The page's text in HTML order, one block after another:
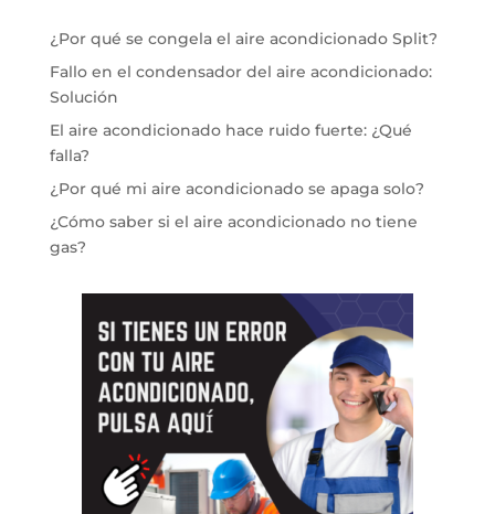
¿Por qué se congela el aire acondicionado Split?
Fallo en el condensador del aire acondicionado:
Solución
El aire acondicionado hace ruido fuerte: ¿Qué
falla?
¿Por qué mi aire acondicionado se apaga solo?
¿Cómo saber si el aire acondicionado no tiene
gas?